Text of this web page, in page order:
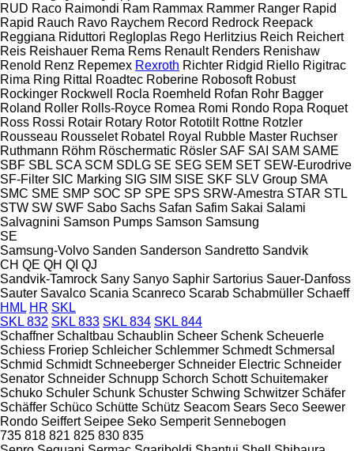
RUD Raco Raimondi Ram Rammax Rammer Ranger Rapid
Rapid Rauch Ravo Raychem Record Redrock Reepack
Reggiana Riduttori Regloplas Rego Herlitzius Reich Reichert
Reis Reishauer Rema Rems Renault Renders Renishaw
Renold Renz Repemex Rexroth Richter Ridgid Riello Rigitrac
Rima Ring Rittal Roadtec Roberine Robosoft Robust
Rockinger Rockwell Rocla Roemheld Rofan Rohr Bagger
Roland Roller Rolls-Royce Romea Romi Rondo Ropa Roquet
Ross Rossi Rotair Rotary Rotor Rototilt Rottne Rotzler
Rousseau Rousselet Robatel Royal Rubble Master Ruchser
Ruthmann Röhm Röschermatic Rösler SAF SAI SAM SAME
SBF SBL SCA SCM SDLG SE SEG SEM SET SEW-Eurodrive
SF-Filter SIC Marking SIG SIM SISE SKF SLV Group SMA
SMC SME SMP SOC SP SPE SPS SRW-Amestra STAR STL
STW SW SWF Sabo Sachs Safan Safim Sakai Salami
Salvagnini Samson Pumps Samson Samsung
SE
Samsung-Volvo Sanden Sanderson Sandretto Sandvik
CH QE QH QI QJ
Sandvik-Tamrock Sany Sanyo Saphir Sartorius Sauer-Danfoss
Sauter Savalco Scania Scanreco Scarab Schabmüller Schaeff
HML HR SKL
SKL 832 SKL 833 SKL 834 SKL 844
Schaffner Schaltbau Schaublin Scheer Schenk Scheuerle
Schiess Froriep Schleicher Schlemmer Schmedt Schmersal
Schmid Schmidt Schneeberger Schneider Electric Schneider
Senator Schneider Schnupp Schorch Schott Schuitemaker
Schuko Schuler Schunk Schuster Schwing Schwitzer Schäfer
Schäffer Schüco Schütte Schütz Seacom Sears Seco Seewer
Rondo Seiffert Seipee Seko Semperit Sennebogen
735 818 821 825 830 835